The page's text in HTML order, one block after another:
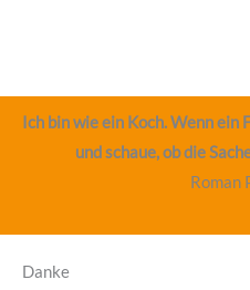
Ich bin wie ein Koch. Wenn
und schaue, ob die
Roman
Danke